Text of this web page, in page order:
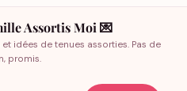
Assortis Moi 💌
idées de tenues assorties. Pas de
promis.